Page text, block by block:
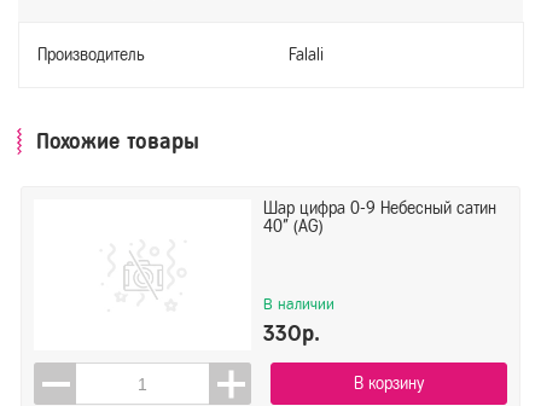
Производитель Falali
Похожие товары
Шар цифра 0-9 Небесный сатин
40" (AG)
В наличии
330р.
В корзину